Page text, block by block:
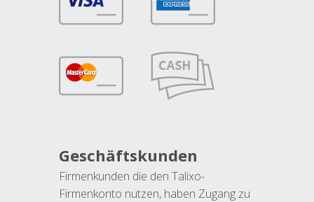
Geschäftskunden
Firmenkunden die den Talixo-
Firmenkonto nutzen, haben Zugang zu